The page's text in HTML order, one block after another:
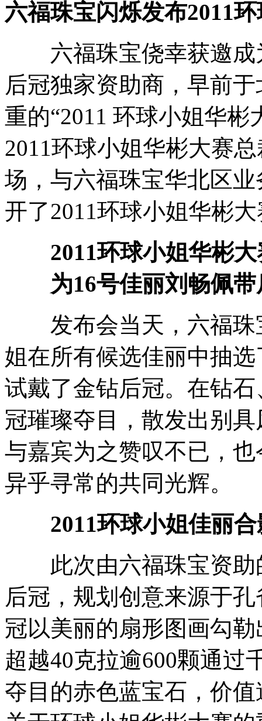
六福珠宝闪烁发布2011
六福珠宝侥幸获邀成
后冠独家资助商，早前
重的“2011 环球小姐华
2011环球小姐华彬大赛
场，与六福珠宝华北区
开了2011环球小姐华彬
2011环球小姐华彬大
为16号佳丽刘畅佩带
发布会当天，六福珠
姐在所有候选佳丽中抽
试戴了金钻后冠。在钻
冠璀璨夺目，散发出别
与嘉宾为之赞叹不已，
异乎寻常的共同光辉。
2011环球小姐佳丽合
此次由六福珠宝资助
后冠，规划创意来源于
冠以美丽的扇形图画勾
超越40克拉逾600颗通过
夺目的赤色蓝宝石，价